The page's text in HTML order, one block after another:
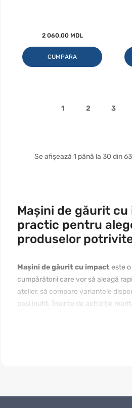
2 060.00 MDL
CUMPARA
1 2 3
Se afișează 1 până la 30 din
Mașini de găurit
practic pentru
produselor
Mașini de găurit cu impact este
cumpărătorii care vor să aleagă
atelier, să compare variantele
pași inutili. Înainte de achiziție
Cui se potrivește